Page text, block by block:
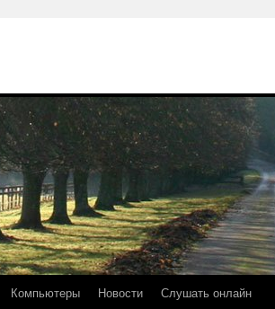
Компьютеры Новости Слушать онлайн